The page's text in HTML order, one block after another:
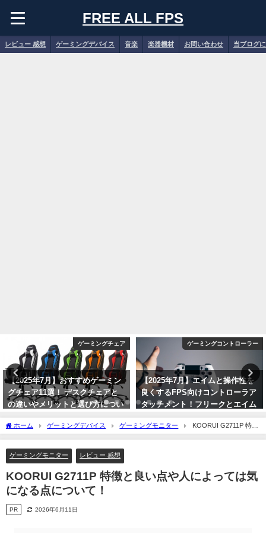
FREE ALL FPS
レビュー 感想 ゲーミングデバイス 音楽 楽器機材 お問い合わせ 当ブログ
ゲーミングチェア
【2025年7月】おすすめゲーミン
グチェア11選！ デスクチェアと
の違いやメリットと選び方につい
て！
ゲーミングコントローラー
【2025年7月】エイムと操作性を
良くするFPS向けコントローラア
タッチメント！フリークとエイム
リングのメリットについて！
【PS4/PS5】
ホーム ゲーミングデバイス ゲーミングモニター
KOORUI G2711P 特徴
と良い点や人によっては気になる点について！
ゲーミングモニター レビュー 感想
KOORUI G2711P 特徴と良い点や人によっては気
になる点について！
PR 2026年6月11日